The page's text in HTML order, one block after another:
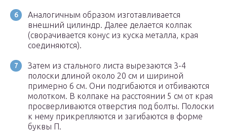
Аналогичным образом изготавливается
внешний цилиндр. Далее делается колпак
(сворачивается конус из куска металла, края
соединяются).
Затем из стального листа вырезаются 3-4
полоски длиной около 20 см и шириной
примерно 6 см. Они подгибаются и отбиваются
молотком. В колпаке на расстоянии 5 см от края
просверливаются отверстия под болты. Полоски
к нему прикрепляются и загибаются в форме
буквы П.